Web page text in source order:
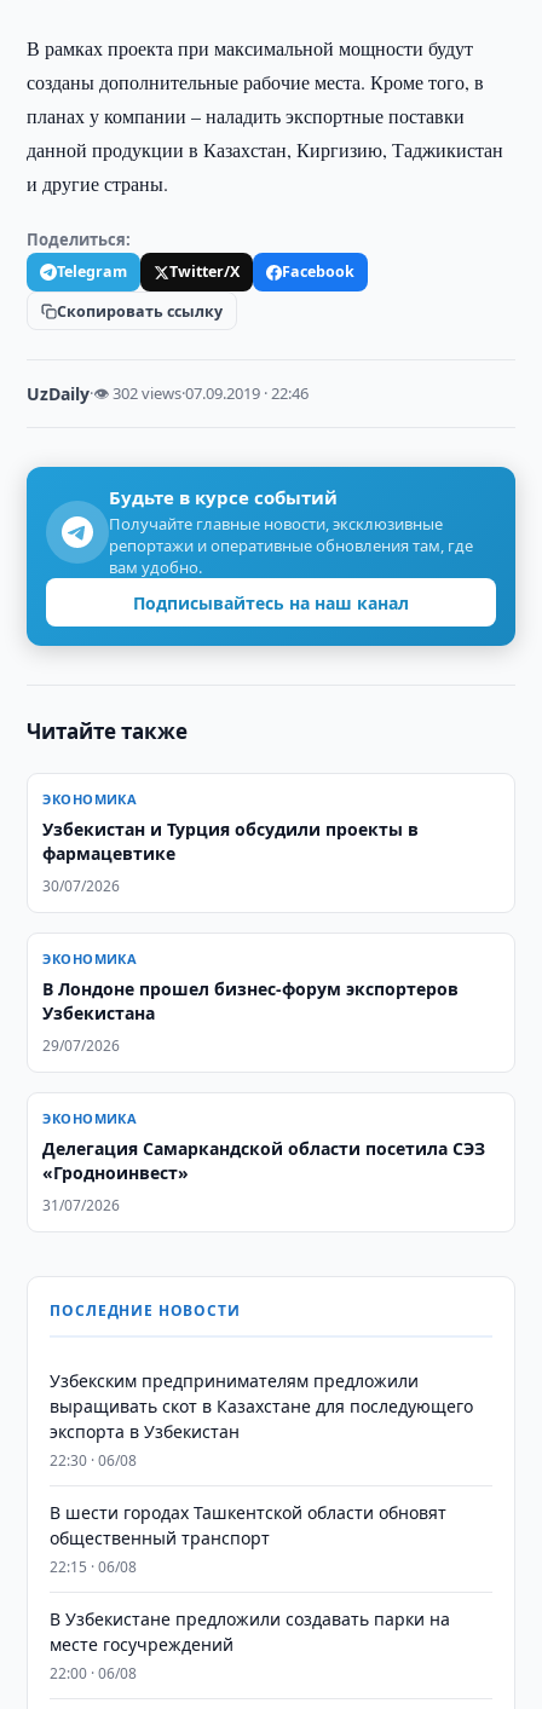
В рамках проекта при максимальной мощности будут
созданы дополнительные рабочие места. Кроме того, в
планах у компании – наладить экспортные поставки
данной продукции в Казахстан, Киргизию, Таджикистан
и другие страны.
Поделиться:
Telegram Twitter/X
Facebook
Скопировать ссылку
UzDaily·👁 302 views·07.09.2019 · 22:46
Будьте в курсе событий
Получайте главные новости, эксклюзивные
репортажи и оперативные обновления там, где
вам удобно.
Подписывайтесь на наш канал
Читайте также
ЭКОНОМИКА
Узбекистан и Турция обсудили проекты в
фармацевтике
30/07/2026
ЭКОНОМИКА
В Лондоне прошел бизнес-форум экспортеров
Узбекистана
29/07/2026
ЭКОНОМИКА
Делегация Самаркандской области посетила СЭЗ
«Гродноинвест»
31/07/2026
ПОСЛЕДНИЕ НОВОСТИ
Узбекским предпринимателям предложили
выращивать скот в Казахстане для последующего
экспорта в Узбекистан
22:30 · 06/08
В шести городах Ташкентской области обновят
общественный транспорт
22:15 · 06/08
В Узбекистане предложили создавать парки на
месте госучреждений
22:00 · 06/08